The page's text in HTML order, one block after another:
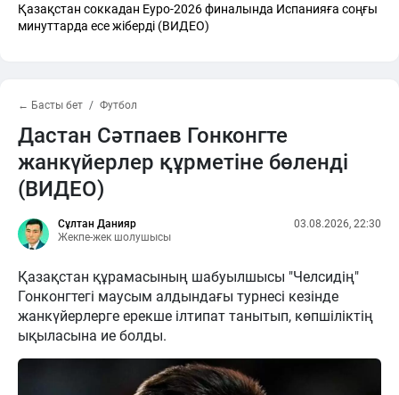
Қазақстан соккадан Еуро-2026 финалында Испанияға соңғы
минуттарда есе жіберді (ВИДЕО)
← Басты бет Футбол
Дастан Сәтпаев Гонконгте
жанкүйерлер құрметіне бөленді
(ВИДЕО)
Сұлтан Данияр
Жекпе-жек шолушысы
03.08.2026, 22:30
Қазақстан құрамасының шабуылшысы "Челсидің"
Гонконгтегі маусым алдындағы турнесі кезінде
жанкүйерлерге ерекше ілтипат танытып, көпшіліктің
ықыласына ие болды.